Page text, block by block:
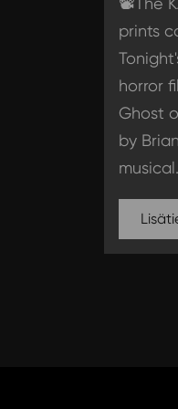
prints
horror
Ghost
by
musical.